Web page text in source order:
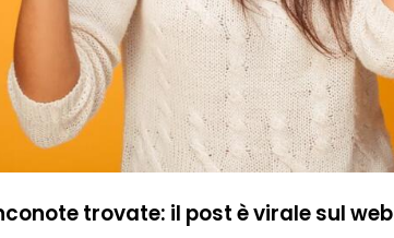
trovate: il post è virale sul web